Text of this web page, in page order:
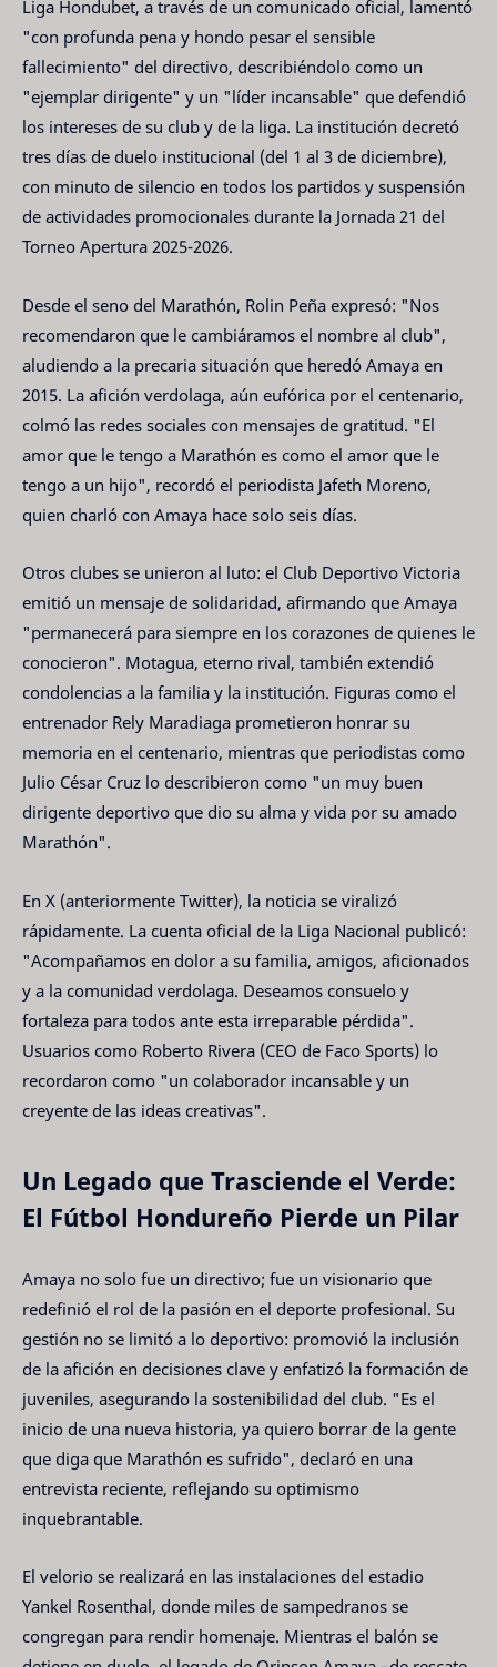
Liga Hondubet, a través de un comunicado oficial, lamentó
"con profunda pena y hondo pesar el sensible
fallecimiento" del directivo, describiéndolo como un
"ejemplar dirigente" y un "líder incansable" que defendió
los intereses de su club y de la liga. La institución decretó
tres días de duelo institucional (del 1 al 3 de diciembre),
con minuto de silencio en todos los partidos y suspensión
de actividades promocionales durante la Jornada 21 del
Torneo Apertura 2025-2026.
Desde el seno del Marathón, Rolin Peña expresó: "Nos
recomendaron que le cambiáramos el nombre al club",
aludiendo a la precaria situación que heredó Amaya en
2015. La afición verdolaga, aún eufórica por el centenario,
colmó las redes sociales con mensajes de gratitud. "El
amor que le tengo a Marathón es como el amor que le
tengo a un hijo", recordó el periodista Jafeth Moreno,
quien charló con Amaya hace solo seis días.
Otros clubes se unieron al luto: el Club Deportivo Victoria
emitió un mensaje de solidaridad, afirmando que Amaya
"permanecerá para siempre en los corazones de quienes le
conocieron". Motagua, eterno rival, también extendió
condolencias a la familia y la institución. Figuras como el
entrenador Rely Maradiaga prometieron honrar su
memoria en el centenario, mientras que periodistas como
Julio César Cruz lo describieron como "un muy buen
dirigente deportivo que dio su alma y vida por su amado
Marathón".
En X (anteriormente Twitter), la noticia se viralizó
rápidamente. La cuenta oficial de la Liga Nacional publicó:
"Acompañamos en dolor a su familia, amigos, aficionados
y a la comunidad verdolaga. Deseamos consuelo y
fortaleza para todos ante esta irreparable pérdida".
Usuarios como Roberto Rivera (CEO de Faco Sports) lo
recordaron como "un colaborador incansable y un
creyente de las ideas creativas".
Un Legado que Trasciende el Verde:
El Fútbol Hondureño Pierde un Pilar
Amaya no solo fue un directivo; fue un visionario que
redefinió el rol de la pasión en el deporte profesional. Su
gestión no se limitó a lo deportivo: promovió la inclusión
de la afición en decisiones clave y enfatizó la formación de
juveniles, asegurando la sostenibilidad del club. "Es el
inicio de una nueva historia, ya quiero borrar de la gente
que diga que Marathón es sufrido", declaró en una
entrevista reciente, reflejando su optimismo
inquebrantable.
El velorio se realizará en las instalaciones del estadio
Yankel Rosenthal, donde miles de sampedranos se
congregan para rendir homenaje. Mientras el balón se